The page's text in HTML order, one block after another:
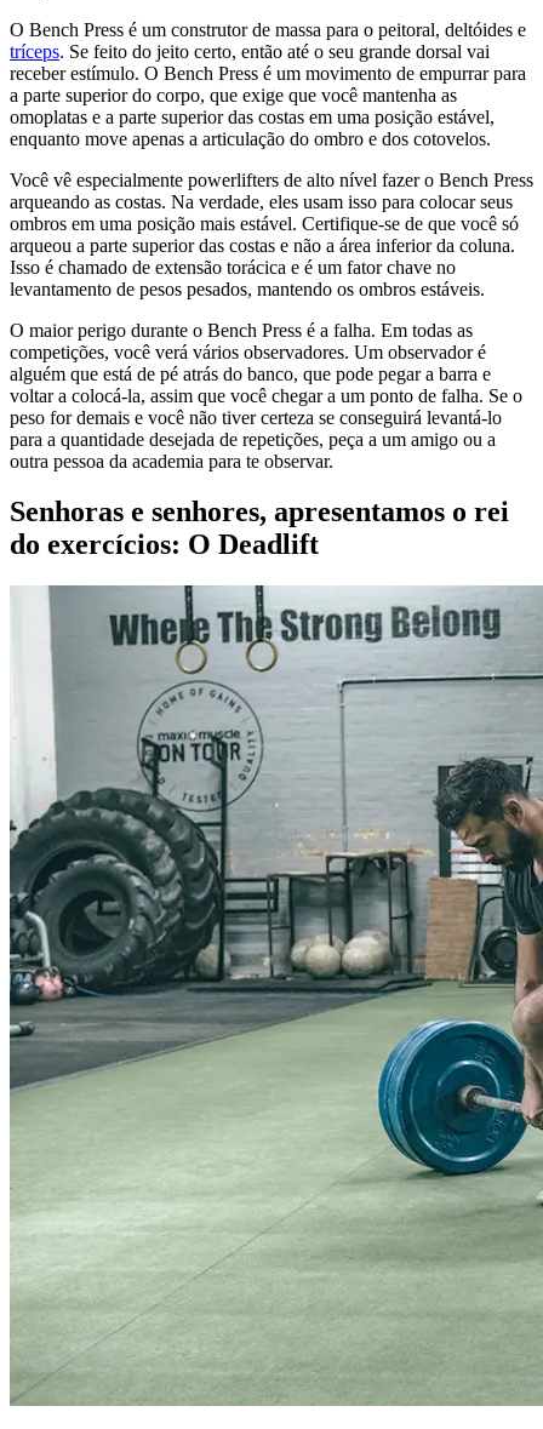
O Bench Press é um construtor de massa para o peitoral, deltóides e
tríceps. Se feito do jeito certo, então até o seu grande dorsal vai
receber estímulo. O Bench Press é um movimento de empurrar para
a parte superior do corpo, que exige que você mantenha as
omoplatas e a parte superior das costas em uma posição estável,
enquanto move apenas a articulação do ombro e dos cotovelos.
Você vê especialmente powerlifters de alto nível fazer o Bench Press
arqueando as costas. Na verdade, eles usam isso para colocar seus
ombros em uma posição mais estável. Certifique-se de que você só
arqueou a parte superior das costas e não a área inferior da coluna.
Isso é chamado de extensão torácica e é um fator chave no
levantamento de pesos pesados, mantendo os ombros estáveis.
O maior perigo durante o Bench Press é a falha. Em todas as
competições, você verá vários observadores. Um observador é
alguém que está de pé atrás do banco, que pode pegar a barra e
voltar a colocá-la, assim que você chegar a um ponto de falha. Se o
peso for demais e você não tiver certeza se conseguirá levantá-lo
para a quantidade desejada de repetições, peça a um amigo ou a
outra pessoa da academia para te observar.
Senhoras e senhores, apresentamos o rei
do exercícios: O Deadlift